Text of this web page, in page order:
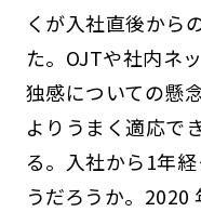
くが入社直後から
た。OJTや社内ネ
独感についての懸
よりうまく適応で
る。入社から1年
うだろうか。2020